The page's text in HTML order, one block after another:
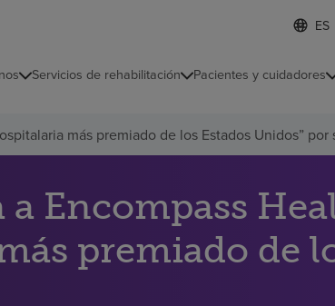
Lista
de
d
o
m
e
l
c
i
o
n
Servicios de rehabilitación Pacientes y cuidadores
más premiado de los Estados Unidos”
Encompass
premiado de